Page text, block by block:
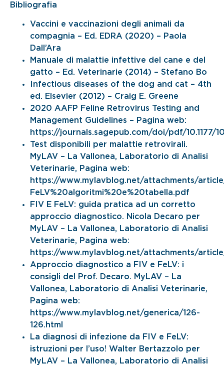
Bibliografia
Vaccini e vaccinazioni degli animali da
compagnia – Ed. EDRA (2020) – Paola
Dall’Ara
Manuale di malattie infettive del cane e del
gatto – Ed. Veterinarie (2014) – Stefano Bo
Infectious diseases of the dog and cat – 4th
ed. Elsevier (2012) – Craig E. Greene
2020 AAFP Feline Retrovirus Testing and
Management Guidelines – Pagina web:
https://journals.sagepub.com/doi/pdf/10.1177/
Test disponibili per malattie retrovirali.
MyLAV – La Vallonea, Laboratorio di Analisi
Veterinarie, Pagina web:
https://www.mylavblog.net/attachments/
FeLV%20algoritmi%20e%20tabella.pdf
FIV E FeLV: guida pratica ad un corretto
approccio diagnostico. Nicola Decaro per
MyLAV – La Vallonea, Laboratorio di Analisi
Veterinarie, Pagina web:
https://www.mylavblog.net/attachments/
Approccio diagnostico a FIV e FeLV: i
consigli del Prof. Decaro. MyLAV – La
Vallonea, Laboratorio di Analisi Veterinarie,
Pagina web:
https://www.mylavblog.net/generica/126-
126.html
La diagnosi di infezione da FIV e FeLV:
istruzioni per l’uso! Walter Bertazzolo per
MyLAV – La Vallonea, Laboratorio di Analisi